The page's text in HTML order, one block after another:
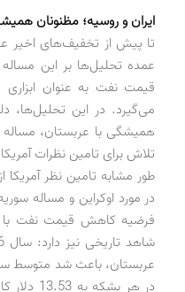
ایران و روسیه؛ مظنونان
تا پیش از تخفیف‌های اخیر
عمده تحلیل‌ها بر این
قیمت نفت به عنوان
می‌گیرد. در این تحلیل‌ها،
همیشگی با عربستان،
تلاش برای تامین نظرات
طور مشابه تامین نظر
در مورد اوکراین و مساله
فرضیه کاهش قیمت نفت با